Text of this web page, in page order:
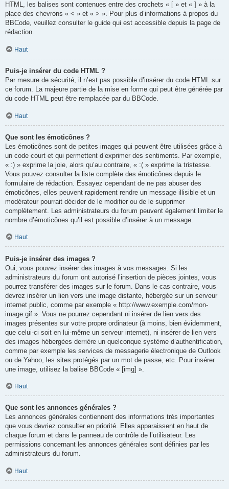
HTML, les balises sont contenues entre des crochets « [ » et « ] » à la
place des chevrons « < » et « > ». Pour plus d’informations à propos du
BBCode, veuillez consulter le guide qui est accessible depuis la page de
rédaction.
Haut
Puis-je insérer du code HTML ?
Par mesure de sécurité, il n’est pas possible d’insérer du code HTML sur
ce forum. La majeure partie de la mise en forme qui peut être générée par
du code HTML peut être remplacée par du BBCode.
Haut
Que sont les émoticônes ?
Les émoticônes sont de petites images qui peuvent être utilisées grâce à
un code court et qui permettent d’exprimer des sentiments. Par exemple,
« :) » exprime la joie, alors qu’au contraire, « :( » exprime la tristesse.
Vous pouvez consulter la liste complète des émoticônes depuis le
formulaire de rédaction. Essayez cependant de ne pas abuser des
émoticônes, elles peuvent rapidement rendre un message illisible et un
modérateur pourrait décider de le modifier ou de le supprimer
complètement. Les administrateurs du forum peuvent également limiter le
nombre d’émoticônes qu’il est possible d’insérer à un message.
Haut
Puis-je insérer des images ?
Oui, vous pouvez insérer des images à vos messages. Si les
administrateurs du forum ont autorisé l’insertion de pièces jointes, vous
pourrez transférer des images sur le forum. Dans le cas contraire, vous
devrez insérer un lien vers une image distante, hébergée sur un serveur
internet public, comme par exemple « http://www.exemple.com/mon-
image.gif ». Vous ne pourrez cependant ni insérer de lien vers des
images présentes sur votre propre ordinateur (à moins, bien évidemment,
que celui-ci soit en lui-même un serveur internet), ni insérer de lien vers
des images hébergées derrière un quelconque système d’authentification,
comme par exemple les services de messagerie électronique de Outlook
ou de Yahoo, les sites protégés par un mot de passe, etc. Pour insérer
une image, utilisez la balise BBCode « [img] ».
Haut
Que sont les annonces générales ?
Les annonces générales contiennent des informations très importantes
que vous devriez consulter en priorité. Elles apparaissent en haut de
chaque forum et dans le panneau de contrôle de l’utilisateur. Les
permissions concernant les annonces générales sont définies par les
administrateurs du forum.
Haut